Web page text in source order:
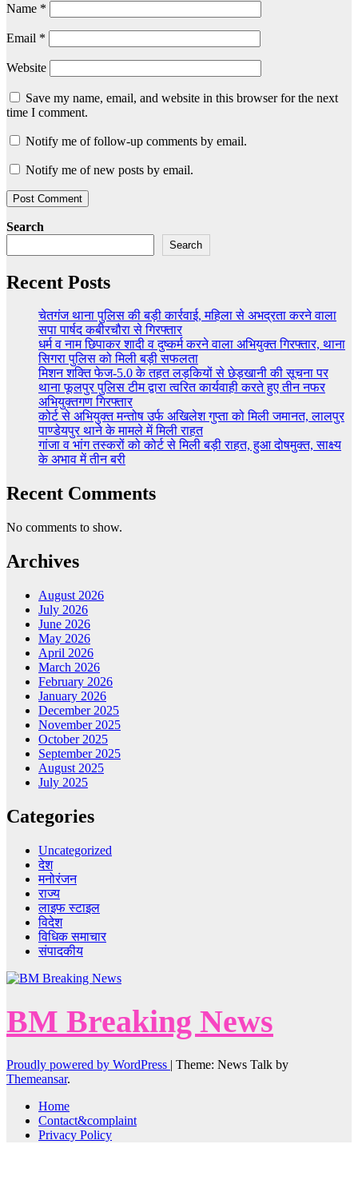
Name *
Email *
Website
Save my name, email, and website in this browser for the next
time I comment.
Notify me of follow-up comments by email.
Notify me of new posts by email.
Search
Search
Recent Posts
चेतगंज थाना पुलिस की बड़ी कार्रवाई, महिला से अभद्रता करने वाला
सपा पार्षद कबीरचौरा से गिरफ्तार
धर्म व नाम छिपाकर शादी व दुष्कर्म करने वाला अभियुक्त गिरफ्तार, थाना
सिगरा पुलिस को मिली बड़ी सफलता
मिशन शक्ति फेज-5.0 के तहत लड़कियों से छेड़खानी की सूचना पर
थाना फूलपुर पुलिस टीम द्वारा त्वरित कार्यवाही करते हुए तीन नफर
अभियुक्तगण गिरफ्तार
कोर्ट से अभियुक्त मन्तोष उर्फ अखिलेश गुप्ता को मिली जमानत, लालपुर
पाण्डेयपुर थाने के मामले में मिली राहत
गांजा व भांग तस्करों को कोर्ट से मिली बड़ी राहत, हुआ दोषमुक्त, साक्ष्य
के अभाव में तीन बरी
Recent Comments
No comments to show.
Archives
August 2026
July 2026
June 2026
May 2026
April 2026
March 2026
February 2026
January 2026
December 2025
November 2025
October 2025
September 2025
August 2025
July 2025
Categories
Uncategorized
देश
मनोरंजन
राज्य
लाइफ स्टाइल
विदेश
विधिक समाचार
संपादकीय
BM Breaking News
Proudly powered by WordPress | Theme: News Talk by
Themeansar.
Home
Contact&complaint
Privacy Policy